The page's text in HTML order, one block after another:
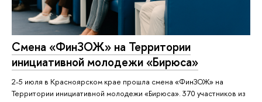
Смена «ФинЗОЖ» на Территории
инициативной молодежи «Бирюса»
2-5 июля в Красноярском крае прошла смена «ФинЗОЖ» на
Территории инициативной молодежи «Бирюса». 370 участников из